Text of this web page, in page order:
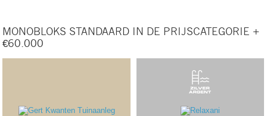
MONOBLOKS STANDAARD IN DE PRIJSCATEGORIE +
€60.000